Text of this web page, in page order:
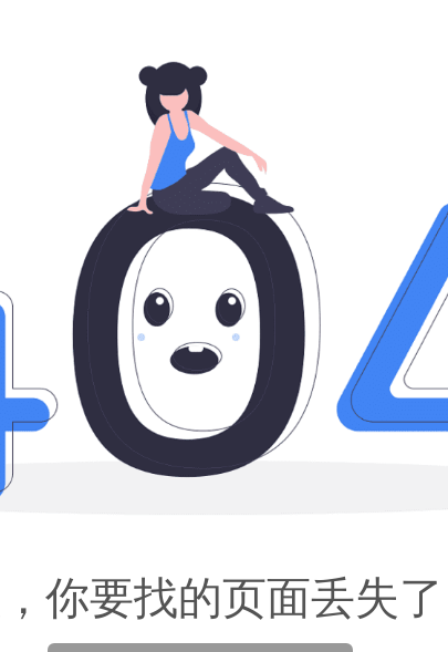
你要找的页面丢失